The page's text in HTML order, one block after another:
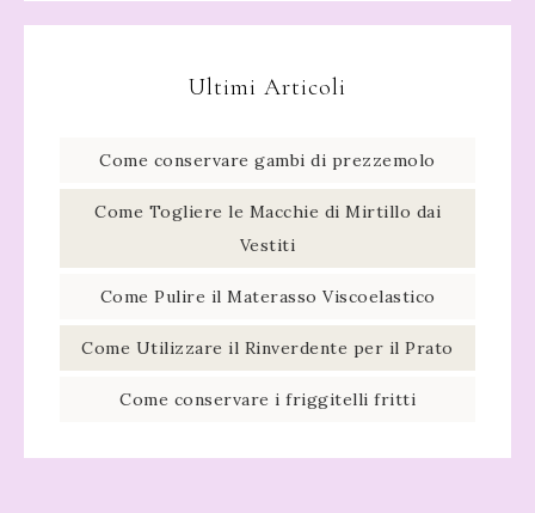
Ultimi Articoli
Come conservare gambi di prezzemolo​
Come Togliere le Macchie di Mirtillo dai
Vestiti
Come Pulire il Materasso Viscoelastico
Come Utilizzare il Rinverdente per il Prato
Come conservare i friggitelli fritti​